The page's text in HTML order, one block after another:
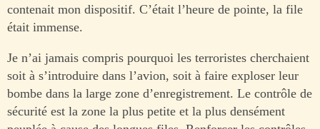
contenait mon dispositif. C’était l’heure de pointe, la file
était immense.
Je n’ai jamais compris pourquoi les terroristes cherchaient
soit à s’introduire dans l’avion, soit à faire exploser leur
bombe dans la large zone d’enregistrement. Le contrôle de
sécurité est la zone la plus petite et la plus densément